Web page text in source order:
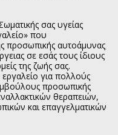
σας υγείας
που
προσωπικής αυτοάμυνας
σε εσάς τους ίδιους
της ζωής σας.
για πολλούς
προσωπικής
θεραπειών,
και επαγγελματικών